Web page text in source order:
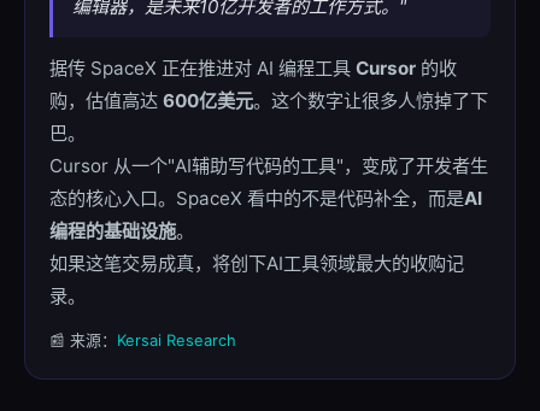
编辑器，是未来10亿开发者的工作方式。"
据传 SpaceX 正在推进对 AI 编程工具 Cursor 的收
购，估值高达 600亿美元。这个数字让很多人惊掉了下
巴。
Cursor 从一个"AI辅助写代码的工具"，变成了开发者生
态的核心入口。SpaceX 看中的不是代码补全，而是AI
编程的基础设施。
如果这笔交易成真，将创下AI工具领域最大的收购记
录。
📰 来源： Kersai Research